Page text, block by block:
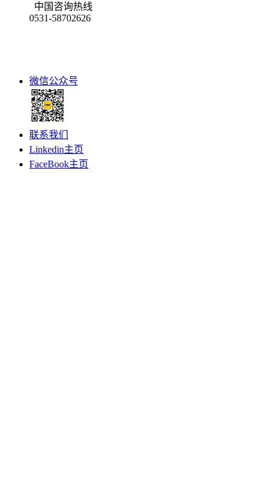
中国咨询热线
0531-58702626
微信公众号
联系我们
Linkedin主页
FaceBook主页